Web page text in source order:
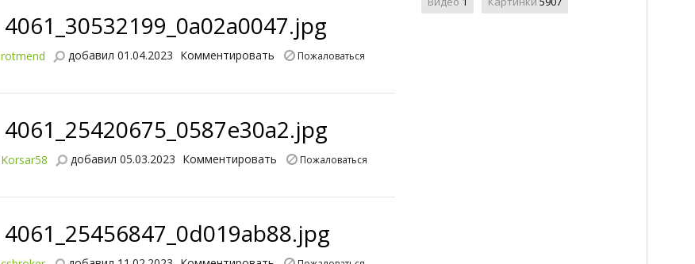
4061_30532199_0a02a0047.jpg
rotmend добавил 01.04.2023 Комментировать Пожаловаться
4061_25420675_0587e30a2.jpg
Korsar58 добавил 05.03.2023 Комментировать Пожаловаться
4061_25456847_0d019ab88.jpg